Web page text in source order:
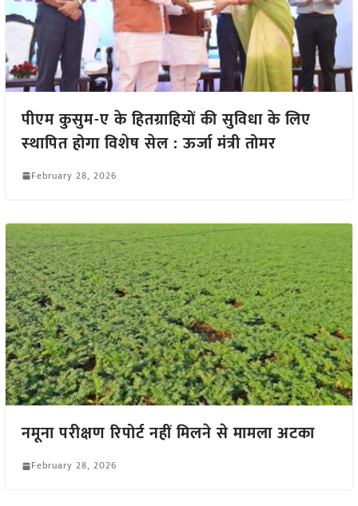
पीएम कुसुम-ए के हितग्राहियों की सुविधा के लिए
स्‍थापित होगा विशेष सेल : ऊर्जा मंत्री तोमर
February 28, 2026
नमूना परीक्षण रिपोर्ट नहीं मिलने से मामला अटका
February 28, 2026